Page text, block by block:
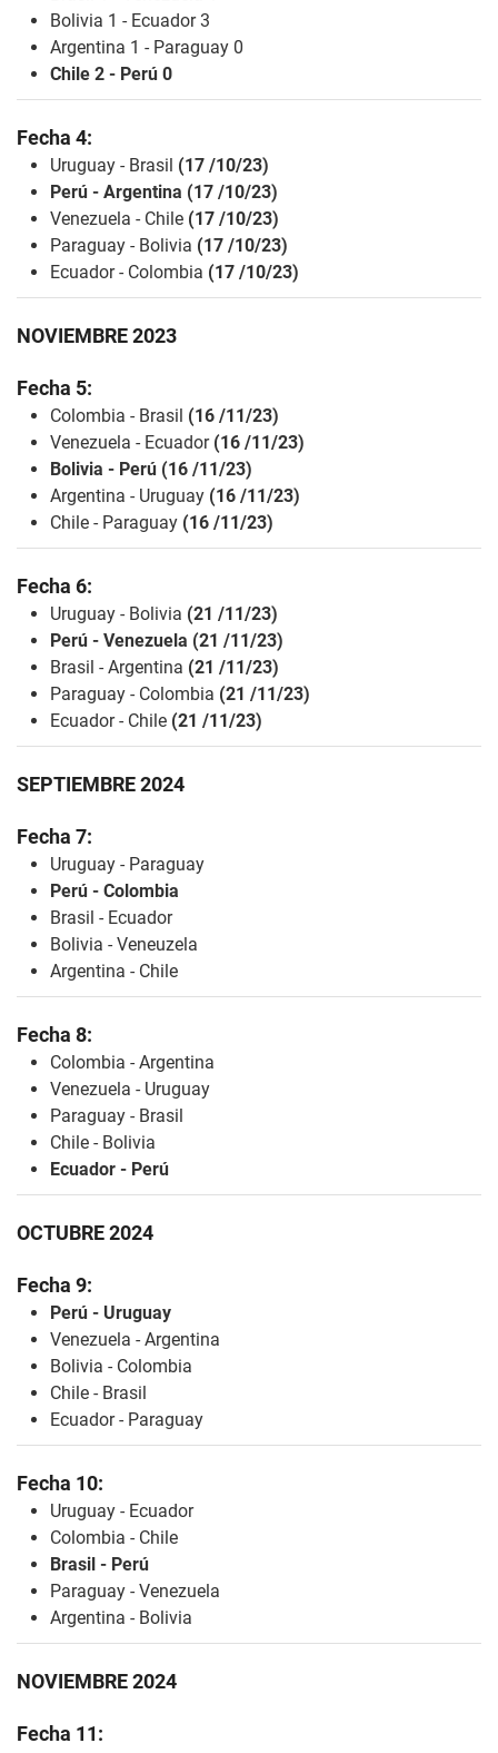
Bolivia 1 - Ecuador 3
Argentina 1 - Paraguay 0
Chile 2 - Perú 0
Fecha 4:
Uruguay - Brasil (17 /10/23)
Perú - Argentina (17 /10/23)
Venezuela - Chile (17 /10/23)
Paraguay - Bolivia (17 /10/23)
Ecuador - Colombia (17 /10/23)
NOVIEMBRE 2023
Fecha 5:
Colombia - Brasil (16 /11/23)
Venezuela - Ecuador (16 /11/23)
Bolivia - Perú (16 /11/23)
Argentina - Uruguay (16 /11/23)
Chile - Paraguay (16 /11/23)
Fecha 6:
Uruguay - Bolivia (21 /11/23)
Perú - Venezuela (21 /11/23)
Brasil - Argentina (21 /11/23)
Paraguay - Colombia (21 /11/23)
Ecuador - Chile (21 /11/23)
SEPTIEMBRE 2024
Fecha 7:
Uruguay - Paraguay
Perú - Colombia
Brasil - Ecuador
Bolivia - Veneuzela
Argentina - Chile
Fecha 8:
Colombia - Argentina
Venezuela - Uruguay
Paraguay - Brasil
Chile - Bolivia
Ecuador - Perú
OCTUBRE 2024
Fecha 9:
Perú - Uruguay
Venezuela - Argentina
Bolivia - Colombia
Chile - Brasil
Ecuador - Paraguay
Fecha 10:
Uruguay - Ecuador
Colombia - Chile
Brasil - Perú
Paraguay - Venezuela
Argentina - Bolivia
NOVIEMBRE 2024
Fecha 11: